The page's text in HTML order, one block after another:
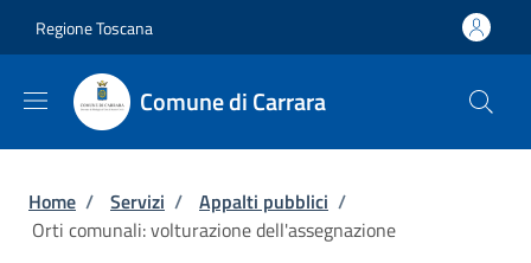
Regione Toscana
Comune di Carrara
Briciole di pane
Home / Servizi / Appalti pubblici /
Orti comunali: volturazione dell'assegnazione